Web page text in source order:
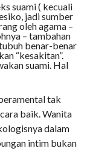
suami ( kecuali
jadi sumber
oleh agama –
– tambahan
benar-benar
“kesakitan”.
suami. Hal
tak
baik. Wanita
dalam
intim bukan